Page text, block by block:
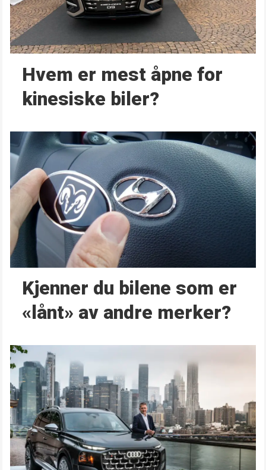
Hvem er mest åpne for
kinesiske biler?
Kjenner du bilene som er
«lånt» av andre merker?